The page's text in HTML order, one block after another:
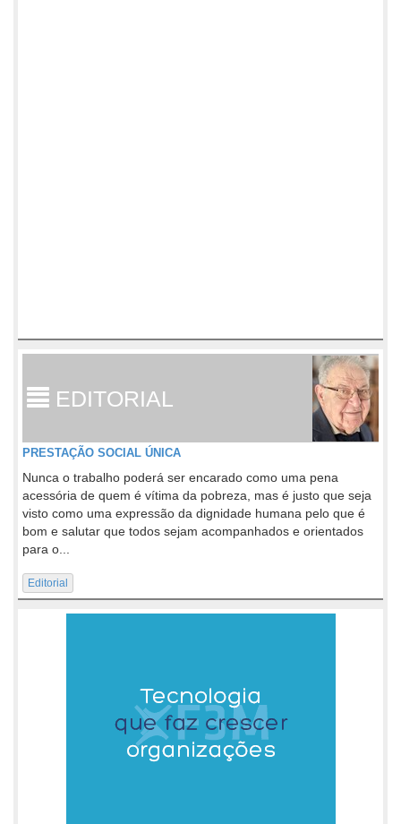
EDITORIAL
PRESTAÇÃO SOCIAL ÚNICA
Nunca o trabalho poderá ser encarado como uma pena
acessória de quem é vítima da pobreza, mas é justo que seja
visto como uma expressão da dignidade humana pelo que é
bom e salutar que todos sejam acompanhados e orientados
para o...
Editorial